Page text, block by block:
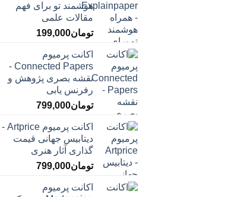
هوشمند تو برای فهم
مقالات علمی
تومان199,000
اکانت پرمیوم
Connected Papers -
نقشه بصری پژوهش و
رفرنس یابی
تومان799,000
اکانت پرمیوم Artprice -
دیتابیس جهانی قیمت
‌گذاری آثار هنری
تومان799,000
اکانت پرمیوم